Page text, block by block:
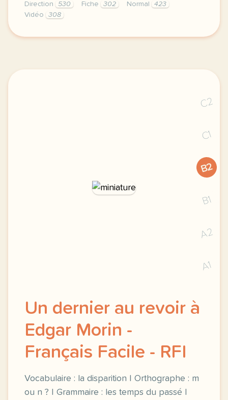
Direction
530 Fiche 302 Normal
423
Vidéo
308
didomi host didomi components button cursor
C2
C1
B2
B1
A2
A1
Un dernier au revoir à
Edgar Morin -
Français Facile - RFI
Vocabulaire : la disparition | Orthographe : m
ou n ? | Grammaire : les temps du passé |